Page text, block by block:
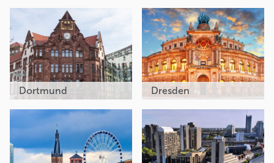
Dortmund Dresden